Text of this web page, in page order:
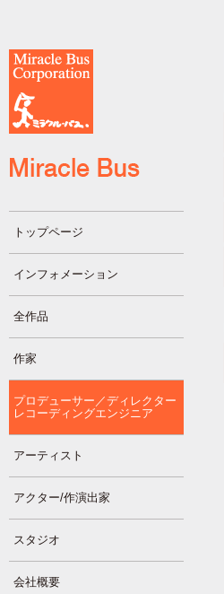
トップページ
インフォメーション
全作品
作家
プロデューサー／ディレクター
レコーディングエンジニア
アーティスト
アクター/作演出家
スタジオ
会社概要